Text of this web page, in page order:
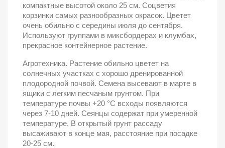
компактные высотой около 25 см. Соцветия
корзинки самых разнообразных окрасок. Цветет
очень обильно с середины июля до сентября.
Используют группами в миксбордерах и клумбах,
прекрасное контейнерное растение.
Агротехника. Растение обильно цветет на
солнечных участках с хорошо дренированной
плодородной почвой. Семена высевают в марте в
ящики с легким песчаным грунтом. При
температуре почвы +20 °С всходы появляются
через 7-10 дней. Сеянцы содержат при умеренной
температуре. В открытый грунт рассаду
высаживают в конце мая, расстояние при посадке
20-25 см.